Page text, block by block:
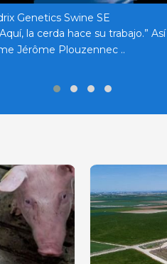
Genetics Swine SE
la cerda hace su trabajo.” Así
Jérôme Plouzennec ..